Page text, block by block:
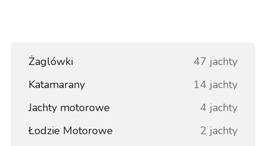
Żaglówki
47 jachty
Katamarany
14 jachty
Jachty motorowe
4 jachty
Łodzie Motorowe
2 jachty